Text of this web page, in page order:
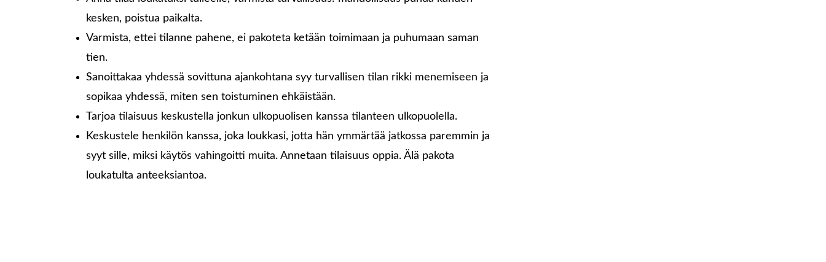
kesken, poistua paikalta.
Varmista, ettei tilanne pahene, ei pakoteta ketään toimimaan ja puhumaan saman
tien.
Sanoittakaa yhdessä sovittuna ajankohtana syy turvallisen tilan rikki menemiseen ja
sopikaa yhdessä, miten sen toistuminen ehkäistään.
Tarjoa tilaisuus keskustella jonkun ulkopuolisen kanssa tilanteen ulkopuolella.
Keskustele henkilön kanssa, joka loukkasi, jotta hän ymmärtää jatkossa paremmin ja
syyt sille, miksi käytös vahingoitti muita. Annetaan tilaisuus oppia. Älä pakota
loukatulta anteeksiantoa.